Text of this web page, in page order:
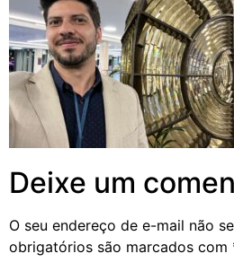
Deixe um
O seu endereço de e-mail não
obrigatórios são marcados com